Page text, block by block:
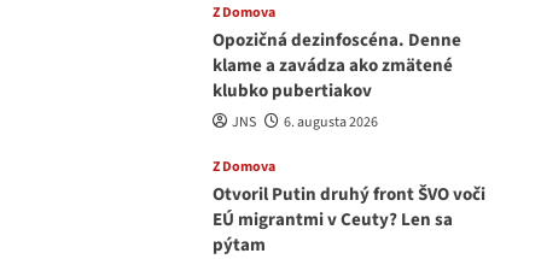
Z Domova
Opozičná dezinfoscéna. Denne
klame a zavádza ako zmätené
klubko pubertiakov
JNS 6. augusta 2026
Z Domova
Otvoril Putin druhý front ŠVO voči
EÚ migrantmi v Ceuty? Len sa
pýtam